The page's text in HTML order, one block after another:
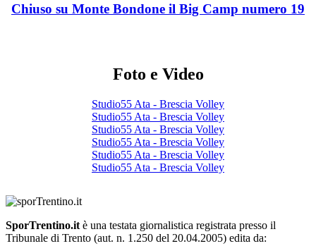
Chiuso su Monte Bondone il Big Camp numero 19
Foto e Video
Studio55 Ata - Brescia Volley
Studio55 Ata - Brescia Volley
Studio55 Ata - Brescia Volley
Studio55 Ata - Brescia Volley
Studio55 Ata - Brescia Volley
Studio55 Ata - Brescia Volley
SporTrentino.it è una testata giornalistica registrata presso il
Tribunale di Trento (aut. n. 1.250 del 20.04.2005) edita da: